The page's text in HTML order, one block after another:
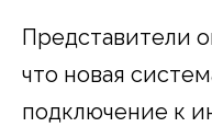
Представители
что новая
подключение к